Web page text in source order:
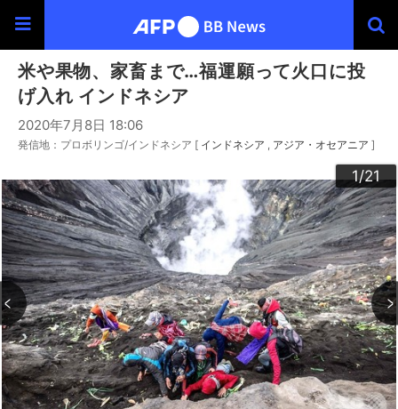
米や果物、家畜まで…福運願って火口に投
げ入れ インドネシア
2020年7月8日 18:06
発信地：プロボリンゴ/インドネシア [ インドネシア アジア・オセアニア ]
1/21
2/21
3/21
4/21
5/21
6/21
7/21
8/21
9/21
10/21
11/21
12/21
13/21
14/21
15/21
16/21
17/21
18/21
19/21
20/21
21/21